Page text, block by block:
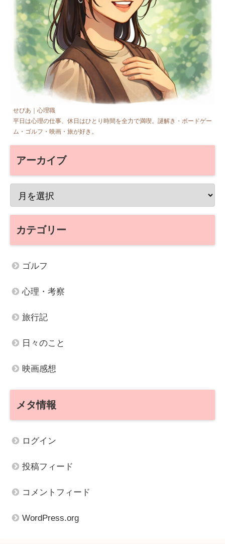
せぴあ｜心理職
平日は心理の仕事、休日はひとり時間を全力で満喫。謎解き・ボードゲー
ム・ゴルフ・映画・旅が好き。
アーカイブ
カテゴリー
ゴルフ
心理・考察
旅行記
日々のこと
映画感想
メタ情報
ログイン
投稿フィード
コメントフィード
WordPress.org